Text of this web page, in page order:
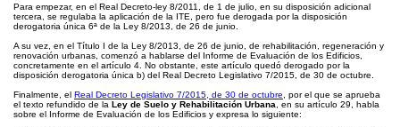
Para empezar, en el Real Decreto-ley 8/2011, de 1 de julio, en su disposición adicional
tercera, se regulaba la aplicación de la ITE, pero fue derogada por la disposición
derogatoria única 6ª de la Ley 8/2013, de 26 de junio.
A su vez, en el Título I de la Ley 8/2013, de 26 de junio, de rehabilitación, regeneración y
renovación urbanas, comenzó a hablarse del Informe de Evaluación de los Edificios,
concretamente en el artículo 4. No obstante, este artículo quedó derogado por la
disposición derogatoria única b) del Real Decreto Legislativo 7/2015, de 30 de octubre.
Finalmente, el Real Decreto Legislativo 7/2015, de 30 de octubre , por el que se aprueba
el texto refundido de la Ley de Suelo y Rehabilitación Urbana , en su artículo 29, habla
sobre el Informe de Evaluación de los Edificios y expresa lo siguiente: